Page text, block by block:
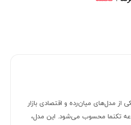
تصویری یونیبل ۱۲۷۰ یکی از مدل‌های میان‌رده و اقتصادی بازار
تکنما محسوب می‌شود. این مدل،